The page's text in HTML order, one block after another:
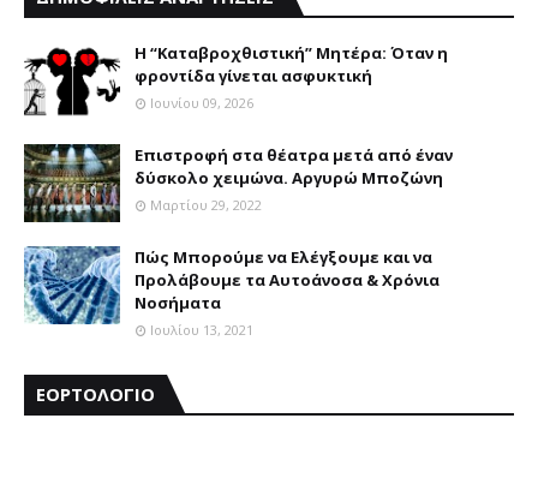
Η “Καταβροχθιστική” Mητέρα: Όταν η
φροντίδα γίνεται ασφυκτική
Ιουνίου 09, 2026
Επιστροφή στα θέατρα μετά από έναν
δύσκολο χειμώνα. Αργυρώ Μποζώνη
Μαρτίου 29, 2022
Πώς Μπορούμε να Ελέγξουμε και να
Προλάβουμε τα Αυτοάνοσα & Χρόνια
Νοσήματα
Ιουλίου 13, 2021
ΕΟΡΤΟΛΟΓΙΟ